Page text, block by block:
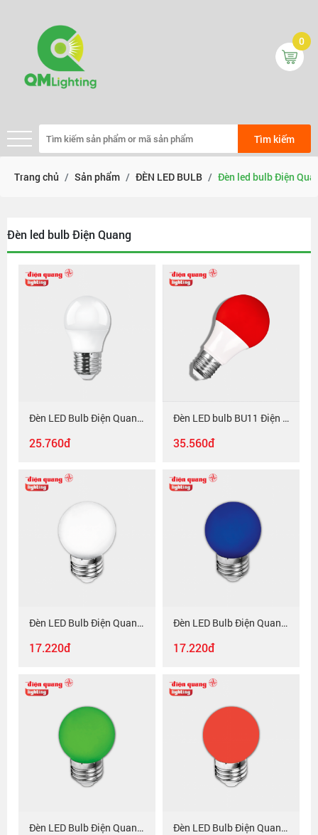
Tìm kiếm
0
Trang chủ Sản phẩm ĐÈN LED BULB Đèn led bulb Điện
Đèn led bulb Điện Quang
Đèn LED Bulb Điện Quang ĐQ LEDBU11A45 3W, chụp cầu mờ
25.760đ
Đèn LED bulb BU11 Điện Quang ĐQ LEDBU11A60 05R ( 5W, RED )
35.560đ
Đèn LED Bulb Điện Quang ĐQ LEDBU14G45 1W, chụp mờ
17.220đ
Đèn LED Bulb Điện Quang ĐQ LEDBU14G45 01B ( 1W xanh dương )
17.220đ
Đèn LED Bulb Điện Quang ĐQ LEDBU14G45 01G ( 1W xanh lá ) Đèn LED Bulb Điện Quang ĐQ LEDBU14G45 01R ( 1W đỏ )